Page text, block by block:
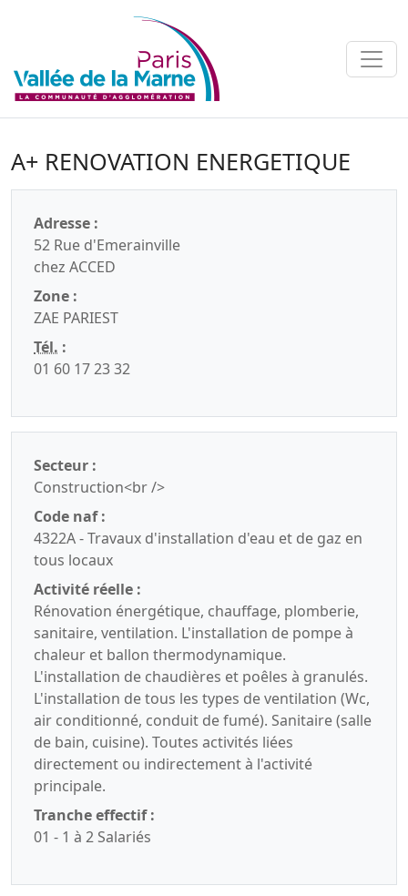
A+ RENOVATION ENERGETIQUE
Adresse :
52 Rue d'Emerainville
chez ACCED
Zone :
ZAE PARIEST
Tél. :
01 60 17 23 32
Secteur :
Construction<br />
Code naf :
4322A - Travaux d'installation d'eau et de gaz en
tous locaux
Activité réelle :
Rénovation énergétique, chauffage, plomberie,
sanitaire, ventilation. L'installation de pompe à
chaleur et ballon thermodynamique.
L'installation de chaudières et poêles à granulés.
L'installation de tous les types de ventilation (Wc,
air conditionné, conduit de fumé). Sanitaire (salle
de bain, cuisine). Toutes activités liées
directement ou indirectement à l'activité
principale.
Tranche effectif :
01 - 1 à 2 Salariés